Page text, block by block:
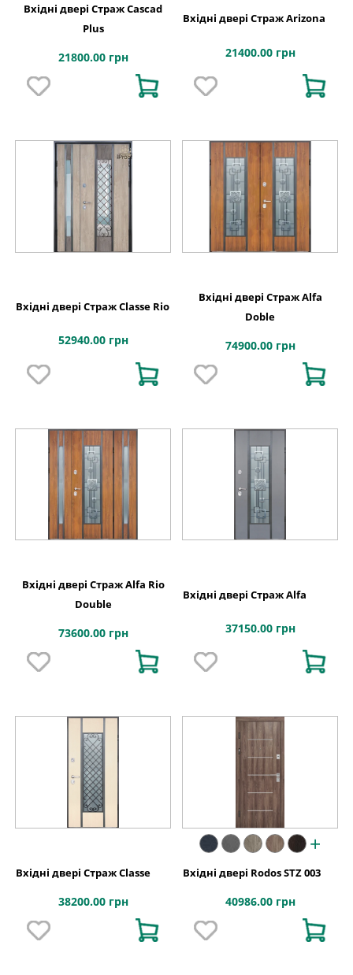
Вхідні двері Страж Cascad
Plus
21800.00 грн
Вхідні двері Страж Arizona
21400.00 грн
Вхідні двері Страж Classe Rio
52940.00 грн
Вхідні двері Страж Alfa
Doble
74900.00 грн
Вхідні двері Страж Alfa Rio
Double
73600.00 грн
Вхідні двері Страж Alfa
37150.00 грн
Вхідні двері Страж Classe
38200.00 грн
+
Вхідні двері Rodos STZ 003
40986.00 грн